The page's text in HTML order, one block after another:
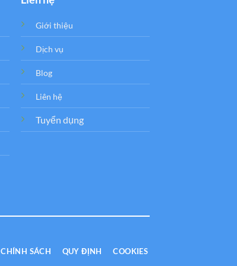
Giới thiệu
Dịch vụ
Blog
Liên hệ
Tuyển dụng
CHÍNH SÁCH QUY ĐỊNH COOKIES